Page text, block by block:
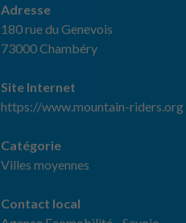
Adresse
180 rue du Genevois
73000 Chambéry
Site Internet
https://www.mountain-riders.org
Catégorie
Villes moyennes
Contact local